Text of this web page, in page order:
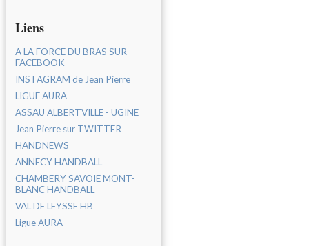
Liens
A LA FORCE DU BRAS SUR
FACEBOOK
INSTAGRAM de Jean Pierre
LIGUE AURA
ASSAU ALBERTVILLE - UGINE
Jean Pierre sur TWITTER
HANDNEWS
ANNECY HANDBALL
CHAMBERY SAVOIE MONT-
BLANC HANDBALL
VAL DE LEYSSE HB
Ligue AURA